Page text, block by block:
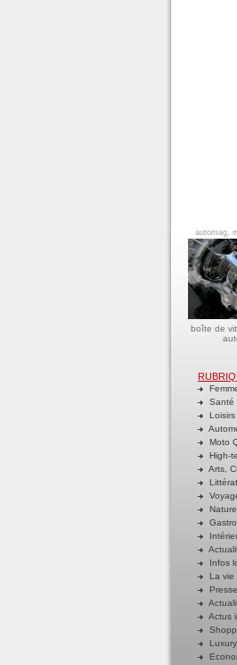
automag,
boîte de
Santé
Moto
High-
Arts,
Infos
La vie
Actus